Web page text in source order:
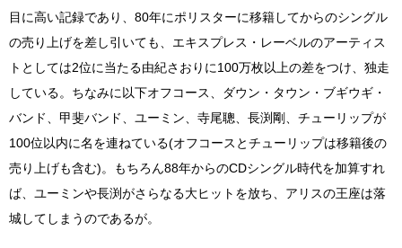
目に高い記録であり、80年にポリスターに移籍してからのシングル
の売り上げを差し引いても、エキスプレス・レーベルのアーティス
トとしては2位に当たる由紀さおりに100万枚以上の差をつけ、独走
している。ちなみに以下オフコース、ダウン・タウン・ブギウギ・
バンド、甲斐バンド、ユーミン、寺尾聰、長渕剛、チューリップが
100位以内に名を連ねている(オフコースとチューリップは移籍後の
売り上げも含む)。もちろん88年からのCDシングル時代を加算すれ
ば、ユーミンや長渕がさらなる大ヒットを放ち、アリスの王座は落
城してしまうのであるが。